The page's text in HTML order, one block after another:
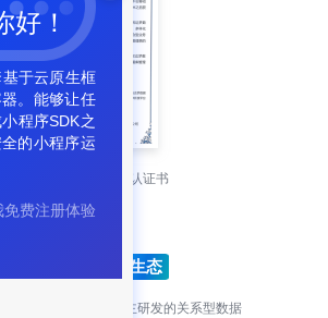
好！
基于云原生框
。能够让任
程序SDK之
的小程序运
免费注册体验
达梦数据库产品兼容互认证书
信科有限责任公司自主研发的关系型数据